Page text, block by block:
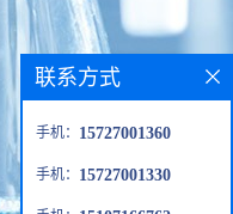
联系方式
手机： 15727001360
手机： 15727001330